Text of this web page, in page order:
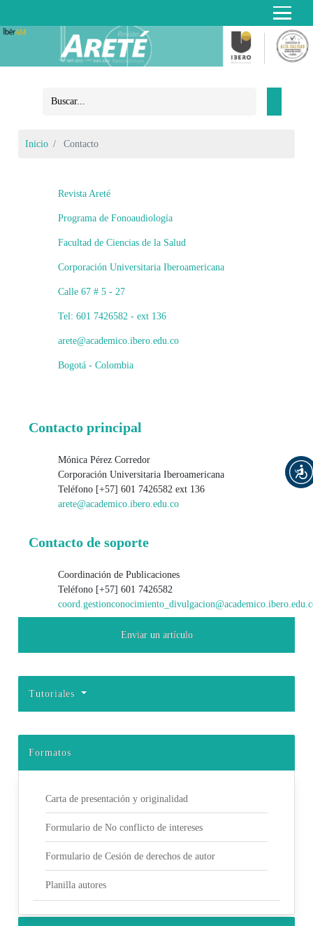
Inicio Contacto
Revista Areté
Programa de Fonoaudiología
Facultad de Ciencias de la Salud
Corporación Universitaria Iberoamericana
Calle 67 # 5 - 27
Tel: 601 7426582 - ext 136
arete@academico.ibero.edu.co
Bogotá - Colombia
Contacto principal
Mónica Pérez Corredor
Corporación Universitaria Iberoamericana
Teléfono [+57] 601 7426582 ext 136
arete@academico.ibero.edu.co
Contacto de soporte
Coordinación de Publicaciones
Teléfono [+57] 601 7426582
Enviar un artículo
Tutoriales
Formatos
Carta de presentación y originalidad
Formulario de No conflicto de intereses
Formulario de Cesión de derechos de autor
Planilla autores